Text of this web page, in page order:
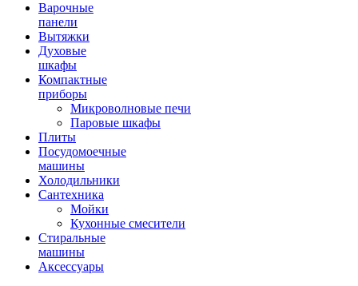
Варочные
панели
Вытяжки
Духовые
шкафы
Компактные
приборы
Микроволновые печи
Паровые шкафы
Плиты
Посудомоечные
машины
Холодильники
Сантехника
Мойки
Кухонные смесители
Стиральные
машины
Аксессуары